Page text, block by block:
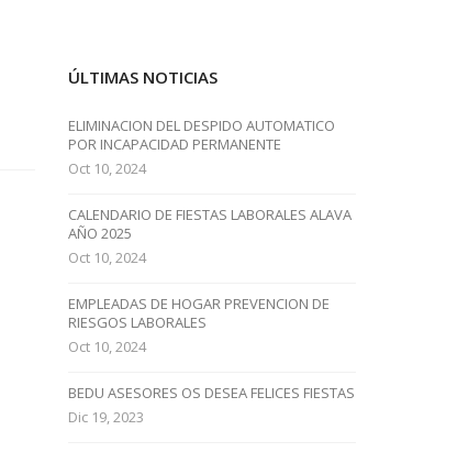
ÚLTIMAS NOTICIAS
ELIMINACION DEL DESPIDO AUTOMATICO
POR INCAPACIDAD PERMANENTE
Oct 10, 2024
CALENDARIO DE FIESTAS LABORALES ALAVA
AÑO 2025
Oct 10, 2024
EMPLEADAS DE HOGAR PREVENCION DE
RIESGOS LABORALES
Oct 10, 2024
BEDU ASESORES OS DESEA FELICES FIESTAS
Dic 19, 2023